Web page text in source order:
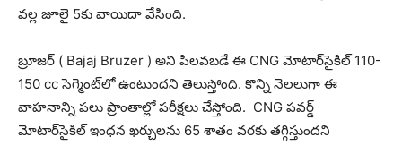
వల్ల జూలై 5కు వాయిదా వేసింది.
బ్రూజర్ ( Bajaj Bruzer ) అని పిలవబడే ఈ CNG మోటార్‌సైకిల్ 110-
150 cc సెగ్మెంట్‌లో ఉంటుందని తెలుస్తోంది. కొన్ని నెలలుగా ఈ
వాహనాన్ని పలు ప్రాంతాల్లో పరీక్షలు చేస్తోంది. CNG పవర్డ్
మోటార్‌సైకిల్ ఇంధన ఖర్చులను 65 శాతం వరకు తగ్గిస్తుందని